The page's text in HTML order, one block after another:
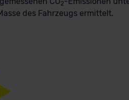
2
des Fahrzeugs ermittelt.